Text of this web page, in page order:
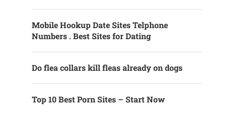
Mobile Hookup Date Sites Telphone
Numbers . Best Sites for Dating
Do flea collars kill fleas already on dogs
Top 10 Best Porn Sites – Start Now